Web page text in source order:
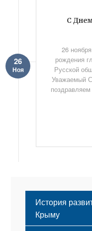
С
26
Ноя
26
рождения
Русской
Уважаемый
История
Крыму